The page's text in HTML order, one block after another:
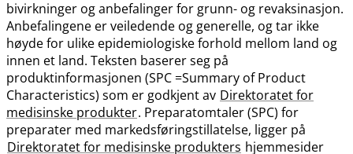
bivirkninger og anbefalinger for grunn- og revaksinasjon.
Anbefalingene er veiledende og generelle, og tar ikke
høyde for ulike epidemiologiske forhold mellom land og
innen et land. Teksten baserer seg på
produktinformasjonen (SPC =Summary of Product
Characteristics) som er godkjent av Direktoratet for
medisinske produkter. Preparatomtaler (SPC) for
preparater med markedsføringstillatelse, ligger på
Direktoratet for medisinske produkters hjemmesider